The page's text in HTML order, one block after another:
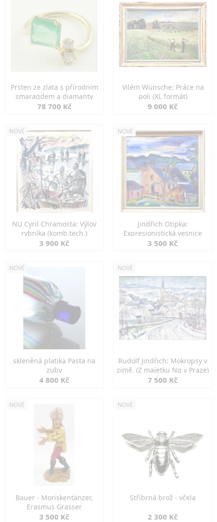
Prsten ze zlata s přírodním
smaragdem a diamanty
78 700 Kč
Vilém Wünsche: Práce na
poli (XL formát)
9 000 Kč
NOVÉ
NU Cyril Chramosta: Výlov
rybníka (komb.tech.)
3 900 Kč
NOVÉ
Jindřich Otipka:
Expresionistická vesnice
3 500 Kč
NOVÉ
skleněná platika Pasta na
zuby
4 800 Kč
NOVÉ
Rudolf Jindřich: Mokropsy v
zimě. (Z majetku Ng v Praze)
7 500 Kč
NOVÉ
Bauer - Moriskentänzer,
Erasmus Grasser
3 500 Kč
NOVÉ
Stříbrná brož - včela
2 300 Kč